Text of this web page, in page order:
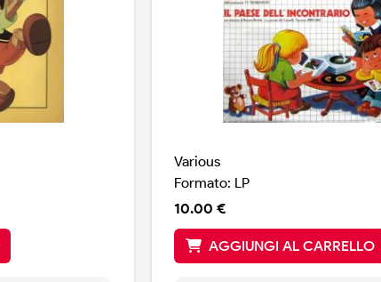
Various
Formato: LP
10.00 €
AGGIUNGI AL CARRELLO